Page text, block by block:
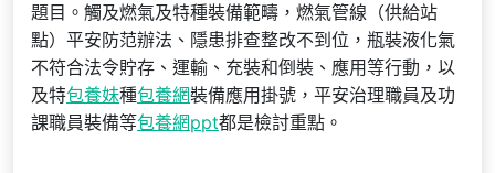
題目。觸及燃氣及特種裝備範疇，燃氣管線（供給站
點）平安防范辦法、隱患排查整改不到位，瓶裝液化氣
不符合法令貯存、運輸、充裝和倒裝、應用等行動，以
及特包養妹種包養網裝備應用掛號，平安治理職員及功
課職員裝備等包養網ppt都是檢討重點。